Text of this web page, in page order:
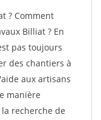
? Comment
Billiat ? En
pas toujours
des chantiers à
aux artisans
manière
recherche de